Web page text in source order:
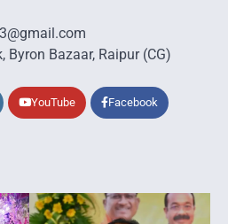
Byron Bazaar, Raipur (CG)
YouTube Facebook